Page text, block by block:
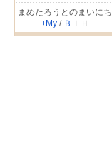
まめたろうとのまいにち
+My / Ｂ ＩＨ